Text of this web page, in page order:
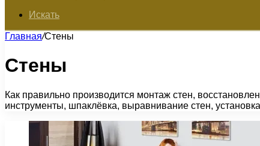
Искать
Главная/Стены
Стены
Как правильно производится монтаж стен,
инструменты, шпаклёвка, выравнивание стен,